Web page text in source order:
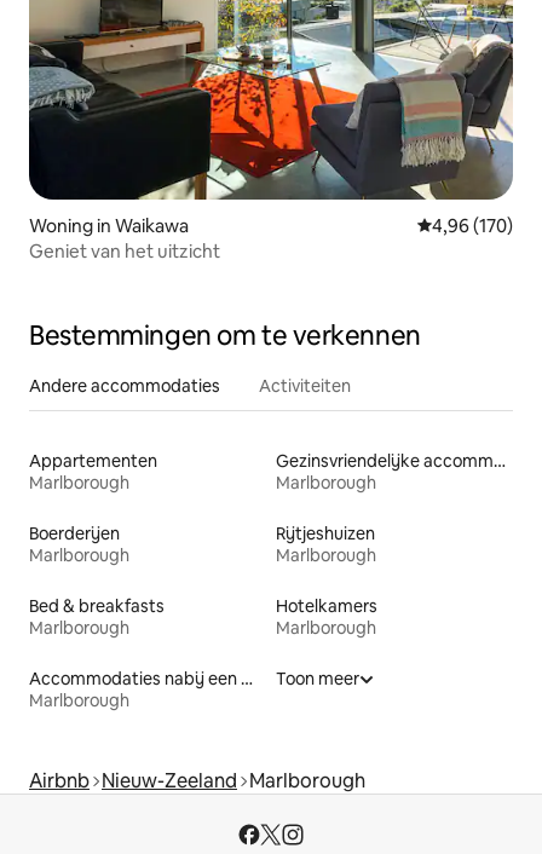
Woning in Waikawa Gemiddelde
4,96 (170)
Geniet van het uitzicht
Bestemmingen om te verkennen
Andere accommodaties Activiteiten
Appartementen
Marlborough
Gezinsvriendelijke accommodaties
Marlborough
Boerderijen
Marlborough
Rijtjeshuizen
Marlborough
Bed & breakfasts
Marlborough
Hotelkamers
Marlborough
Accommodaties nabij een meer
Marlborough
Toon meer
Airbnb Nieuw-Zeeland Marlborough